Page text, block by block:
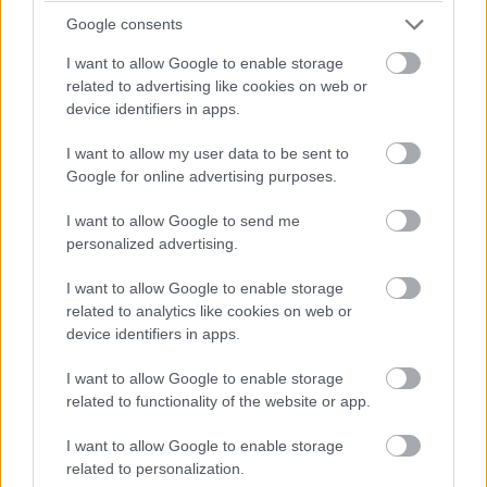
Google consents
I want to allow Google to enable storage
related to advertising like cookies on web or
device identifiers in apps.
I want to allow my user data to be sent to
Google for online advertising purposes.
I want to allow Google to send me
personalized advertising.
I want to allow Google to enable storage
related to analytics like cookies on web or
device identifiers in apps.
I want to allow Google to enable storage
related to functionality of the website or app.
I want to allow Google to enable storage
related to personalization.
κοινά σχεδιαστικά και τεχνολογικά στοιχεία.
Η
συνολική εικόνα είναι ιδιαίτερα ευχάριστη, με ποιοτική
προσέγγιση στα υλικά, έστω κι αν τα περισσότερα
πλαστικά παραμένουν σκληρά, ενδιαφέρουσες υφές και
αρκετές ρετρό λεπτομέρειες που δίνουν χαρακτήρα στην
καμπίνα.